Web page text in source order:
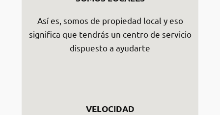
Así es, somos de propiedad local y eso
significa que tendrás un centro de servicio
dispuesto a ayudarte
VELOCIDAD